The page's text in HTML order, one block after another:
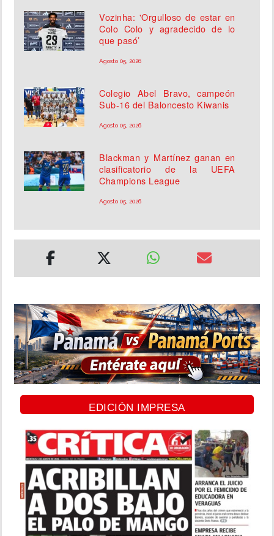
Vozinha: 'Orgulloso de estar en
Colo Colo y agradecido de lo
que pasó’
Agosto 05, 2026
Colegio Abel Bravo, campeón
Sub-16 del Baloncesto Kiwanis
Agosto 05, 2026
Blackman y Martínez ganan en
clasificatorio de la UEFA
Champions League
Agosto 05, 2026
EDICIÓN IMPRESA